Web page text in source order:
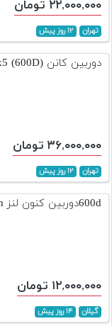
۲۲,۰۰۰,۰۰۰ تومان
تهران ۱۲ روز پیش
دوربین کانن conon kiss x5 (600D)
۳۶,۰۰۰,۰۰۰ تومان
تهران ۱۲ روز پیش
600dدوربین کنون لنز 50mmدوتا
۱۲,۰۰۰,۰۰۰ تومان
گیلان ۱۴ روز پیش